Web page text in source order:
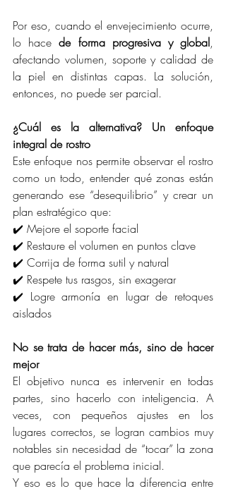
Por eso, cuando el envejecimiento ocurre,
lo hace de forma progresiva y global,
afectando volumen, soporte y calidad de
la piel en distintas capas. La solución,
entonces, no puede ser parcial.
¿Cuál es la alternativa? Un enfoque
integral de rostro
Este enfoque nos permite observar el rostro
como un todo, entender qué zonas están
generando ese “desequilibrio” y crear un
plan estratégico que:
✔️ Mejore el soporte facial
✔️ Restaure el volumen en puntos clave
✔️ Corrija de forma sutil y natural
✔️ Respete tus rasgos, sin exagerar
✔️ Logre armonía en lugar de retoques
aislados
No se trata de hacer más, sino de hacer
mejor
El objetivo nunca es intervenir en todas
partes, sino hacerlo con inteligencia. A
veces, con pequeños ajustes en los
lugares correctos, se logran cambios muy
notables sin necesidad de “tocar” la zona
que parecía el problema inicial.
Y eso es lo que hace la diferencia entre